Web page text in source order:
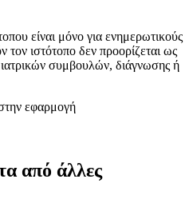
είναι μόνο για ενημερωτικούς
ιστότοπο δεν προορίζεται ως
συμβουλών, διάγνωσης ή
εφαρμογή
από άλλες